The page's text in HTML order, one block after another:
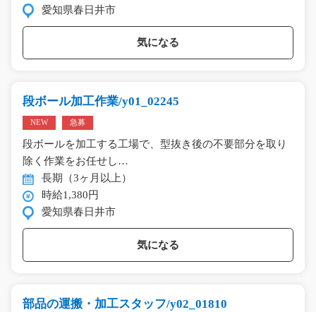
愛知県春日井市
気になる
段ボール加工作業/y01_02245
NEW 急募
段ボールを加工する工場で、型抜き後の不要部分を取り
除く作業をお任せし…
長期（3ヶ月以上）
時給1,380円
愛知県春日井市
気になる
部品の運搬・加工スタッフ/y02_01810